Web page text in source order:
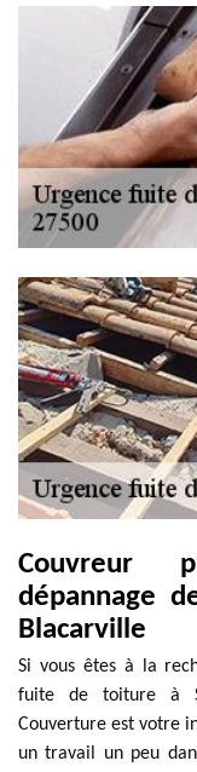
Couvreur
dépannage
Blacarville
Si vous êtes à la
fuite de toiture à
Couverture est votre
un travail un peu